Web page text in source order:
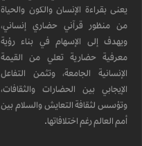
يعنى بقراءة الإنسان والكون والحياة
من منظور قرآني حضاري إنساني،
ويهدف إلى الإسهام في بناء رؤية
معرفية حضارية تعلي من القيمة
الإنسانية الجامعة، وتثمن التفاعل
الإيجابي بين الحضارات والثقافات،
وتؤسس لثقافة التعايش والسلام بين
أمم العالم رغم اختلافاتها.